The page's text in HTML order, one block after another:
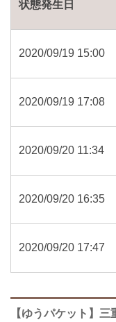
状態発生日
2020/09/19 15:00
2020/09/19 17:08
2020/09/20 11:34
2020/09/20 16:35
2020/09/20 17:47
【ゆうパケット】